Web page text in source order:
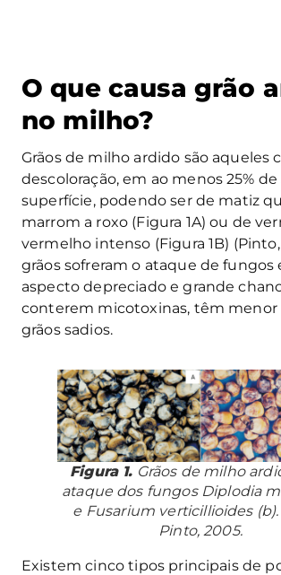
O que causa grão
no milho?
Grãos de milho ardido são aqueles
descoloração, em ao menos 25% de
superfície, podendo ser de matiz
marrom a roxo (Figura 1A) ou de
vermelho intenso (Figura 1B)
grãos sofreram o ataque de fungos
aspecto depreciado e grande
conterem micotoxinas, têm menor
grãos sadios.
Figura 1. Grãos de milho
ataque dos fungos Diplodia
e Fusarium verticillioides(b).
Pinto, 2005.
Existem cinco tipos principais de